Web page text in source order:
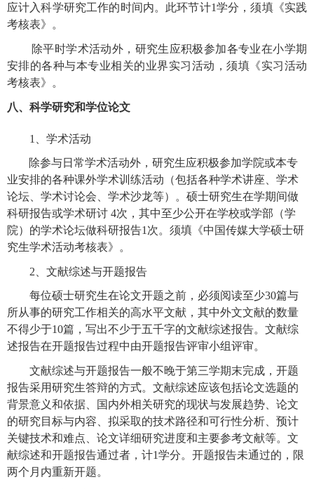
应计入科学研究工作的时间内。此环节计1学分，须填《实践
考核表》。
除平时学术活动外，研究生应积极参加各专业在小学期
安排的各种与本专业相关的业界实习活动，须填《实习活动
考核表》。
八、科学研究和学位论文
1
、学术活动
除参与日常学术活动外，研究生应积极参加学院或本专
业安排的各种课外学术训练活动（包括各种学术讲座、学术
论坛、学术讨论会、学术沙龙等）。硕士研究生在学期间做
科研报告或学术研讨 4次，其中至少公开在学校或学部（学
院）的学术论坛做科研报告1 次。须填《中国传媒大学硕士研
究生学术活动考核表》。
2 、文献综述与开题报告
每位硕士研究生在论文开题之前，必须阅读至少30篇与
所从事的研究工作相关的高水平文献，其中外文文献的数量
不得少于10篇，写出不少于五千字的文献综述报告。文献综
述报告在开题报告过程中由开题报告评审小组评审。
文献综述与开题报告一般不晚于第三学期末完成，开题
报告采用研究生答辩的方式。文献综述应该包括论文选题的
背景意义和依据、国内外相关研究的现状与发展趋势、论文
的研究目标与内容、拟采取的技术路径和可行性分析、预计
关键技术和难点、论文详细研究进度和主要参考文献等。文
献综述和开题报告通过者，计1学分。开题报告未通过的，限
两个月内重新开题。